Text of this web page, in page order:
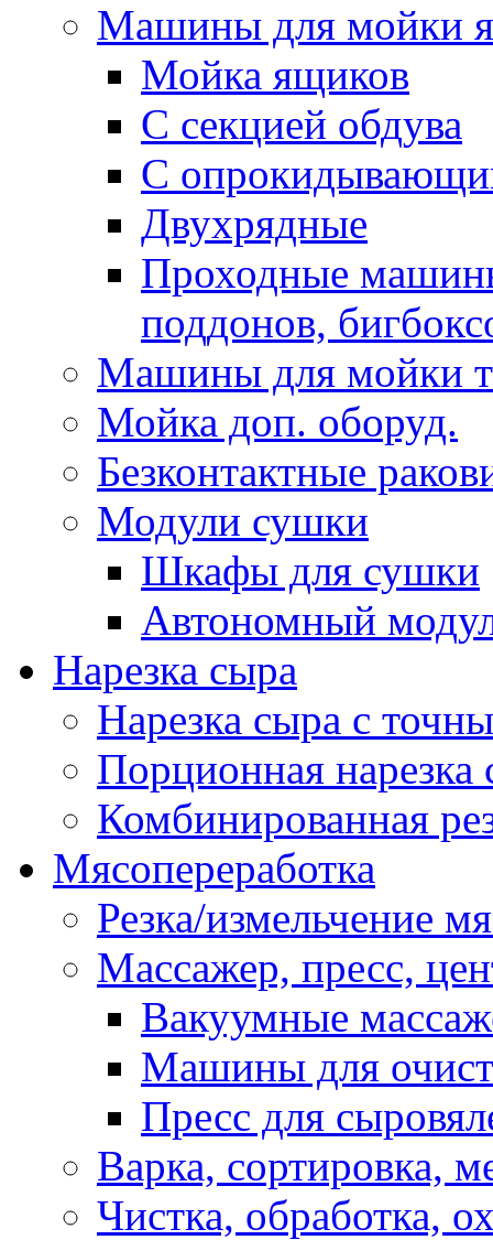
Машины для мойки
Мойка ящиков
С секцией обдува
С
Двухрядные
Проходныe
поддонов,
Машины для мойки
Мойка доп. оборуд.
Безконтактные
Модули сушки
Шкафы для сушки
Автономный
Нарезка сыра
Нарезка сыра с
Порционная нарезка
Комбинированная
Мясопереработка
Резка/измельчение
Массажер, пресс,
Вакуумные
Машины для
Пресс для
Варка, сортировка,
Чистка, обработка,